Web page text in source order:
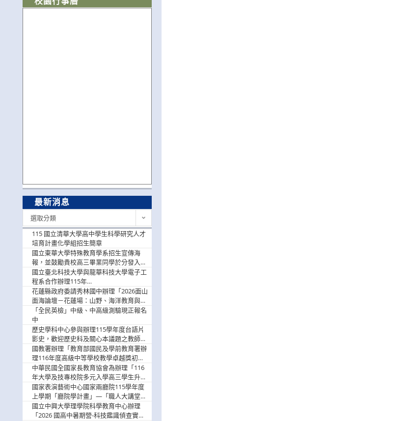
最新消息
選取分類
115 國立清華大學高中學生科學研究人才
培育計畫化學組招生簡章
國立東華大學特殊教育學系招生宣傳海
報，並鼓勵貴校高三畢業同學於分發入學
階段踴躍選填。
國立臺北科技大學與龍華科技大學電子工
程系合作辦理115年
「115.08.10~08.12「AI賦能應用於智慧半
導體研習營」，歡迎學生踴躍報名參加
花蓮縣政府委請秀林國中辦理「2026面山
面海論壇－花蓮場：山野、海洋教育與戶
外安全實務課程」，歡迎踴躍報名參加
「全民英檢」中級、中高級測驗現正報名
中
歷史學科中心參與辦理115學年度台語片
影史，歡迎歷史科及關心本議題之教師踴
躍報名參加
國教署辦理「教育部國民及學前教育署辦
理116年度高級中等學校教學卓越獎初選
實施計畫」，鼓勵教師踴躍報名
中華民國全國家長教育協會為辦理「116
年大學及技專校院多元入學高三學生升學
輔導家長說明會」
國家表演藝術中心國家兩廳院115學年度
上學期「廳院學計畫」—「職人大講堂」
及「一日體驗課程」，鼓勵踴躍報名參
與。
國立中興大學理學院科學教育中心辦理
「2026 國高中暑期營-科技鑑識偵查實戰